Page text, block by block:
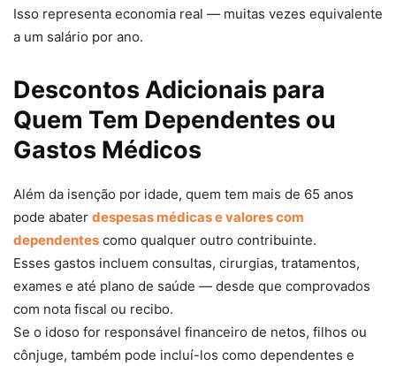
Isso representa economia real — muitas vezes equivalente
a um salário por ano.
Descontos Adicionais para
Quem Tem Dependentes ou
Gastos Médicos
Além da isenção por idade, quem tem mais de 65 anos
pode abater despesas médicas e valores com
dependentes como qualquer outro contribuinte.
Esses gastos incluem consultas, cirurgias, tratamentos,
exames e até plano de saúde — desde que comprovados
com nota fiscal ou recibo.
Se o idoso for responsável financeiro de netos, filhos ou
cônjuge, também pode incluí-los como dependentes e